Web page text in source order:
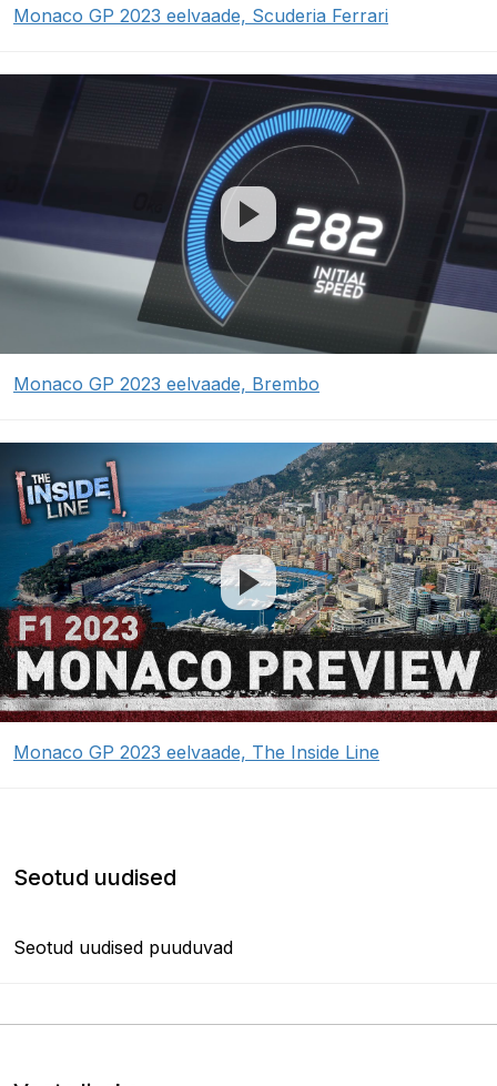
Monaco GP 2023 eelvaade, Scuderia Ferrari
Monaco GP 2023 eelvaade, Brembo
Monaco GP 2023 eelvaade, The Inside Line
Seotud uudised
Seotud uudised puuduvad